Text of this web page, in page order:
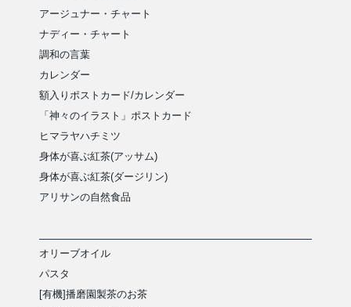
アージュナー・チャート
ナディー・チャート
調和の言葉
カレンダー
額入りポストカード/カレンダー
「神々のイラスト」ポストカード
ヒマラヤハチミツ
身体が喜ぶ紅茶(アッサム)
身体が喜ぶ紅茶(ダージリン)
アリサンの自然食品
オリーブオイル
パスタ
[有機]播磨園製茶のお茶